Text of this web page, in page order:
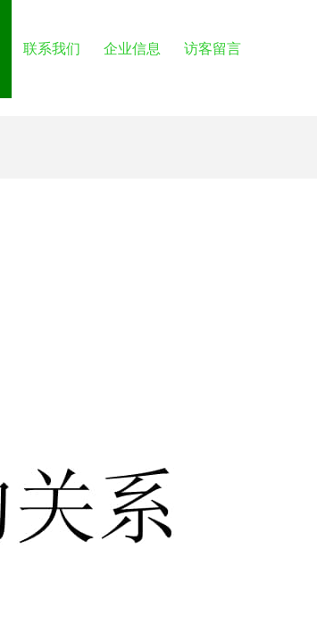
联系我们 企业信息 访客留言